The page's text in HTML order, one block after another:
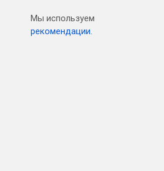
Мы используем
рекомендации.